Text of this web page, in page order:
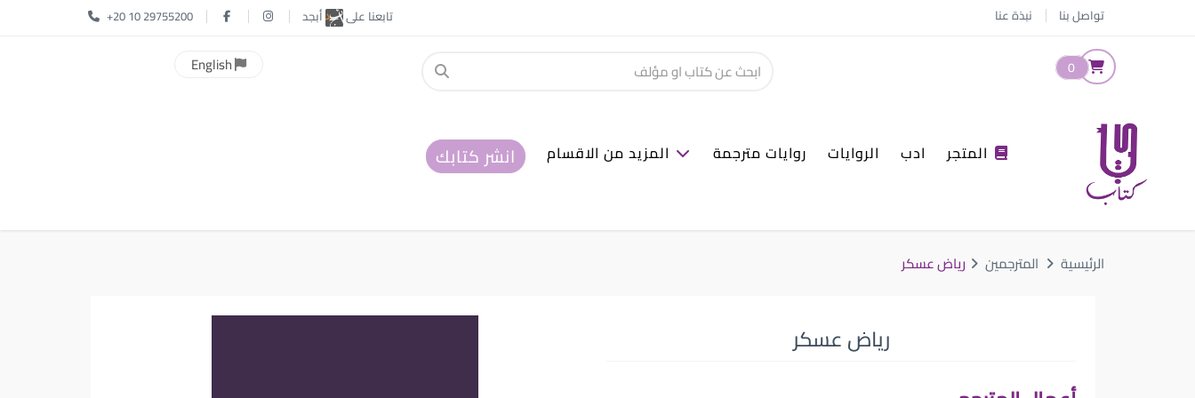
+20 10 29755200 تابعنا على أبجد نبذة عنا تواصل بنا
English 0
ادب الروايات روايات مترجمة انشر كتابك
الرئيسية المترجمين رياض عسكر
رياض عسكر